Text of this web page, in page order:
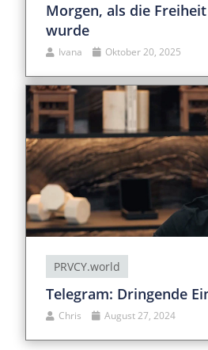
Morgen, als die
wurde
Ivana Oktober 20, 2025
PRVCY.world
Telegram: Dringende
Chris August 27, 2024